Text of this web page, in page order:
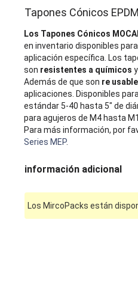
Tapones Cónicos
Los Tapones Cónicos
en inventario disponibles
aplicación específica. Los
son resistentes a químicos y
Además de que son re
aplicaciones. Disponibles
estándar 5-40 hasta 5" de
para agujeros de M4 hasta
Para más información, por
Series MEP.
información adicional
Los MircoPacks están